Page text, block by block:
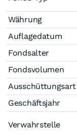
Währung
Auflagedatum
Fondsalter
Fondsvolumen
Ausschüttungsart
Geschäftsjahr
Verwahrstelle